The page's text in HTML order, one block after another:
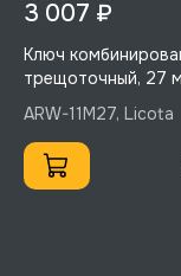
3 007 ₽
Ключ
трещоточный, 27
Licota, ARW-11M27
ARW-11M27, Licota